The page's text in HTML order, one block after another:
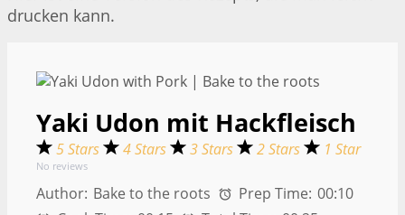
drucken kann.
Yaki Udon mit Hackfleisch
5 Stars 4 Stars 3 Stars 2 Stars 1 Star
No reviews
Author: Bake to the roots Prep Time: 00:10